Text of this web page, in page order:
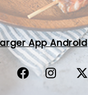
App Android